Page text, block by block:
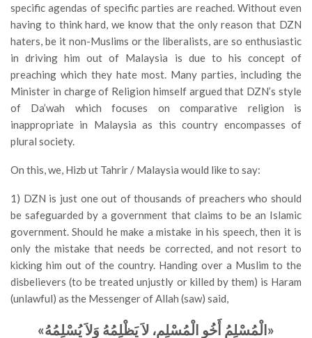
specific agendas of specific parties are reached. Without even
having to think hard, we know that the only reason that DZN
haters, be it non-Muslims or the liberalists, are so enthusiastic
in driving him out of Malaysia is due to his concept of
preaching which they hate most. Many parties, including the
Minister in charge of Religion himself argued that DZN’s style
of Da’wah which focuses on comparative religion is
inappropriate in Malaysia as this country encompasses of
plural society.
On this, we, Hizb ut Tahrir / Malaysia would like to say:
1) DZN is just one out of thousands of preachers who should
be safeguarded by a government that claims to be an Islamic
government. Should he make a mistake in his speech, then it is
only the mistake that needs be corrected, and not resort to
kicking him out of the country. Handing over a Muslim to the
disbelievers (to be treated unjustly or killed by them) is Haram
(unlawful) as the Messenger of Allah (saw) said,
«الْمُسْلِمُ أَخُو الْمُسْلِمِ، لاَ يَظْلِمُهُ وَلاَ يُسْلِمُهُ»